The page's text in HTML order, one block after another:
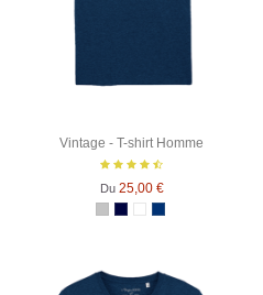
Vintage - T-shirt Homme
Du 25,00 €
Gris Chiné
Bleu Marine
BlancBleu Marine Chiné